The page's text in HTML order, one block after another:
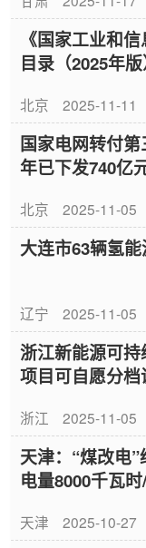
《国家工业和
目录（2025年版
北京 2025-11-11
国家电网转付
年已下发740亿
北京 2025-11-05
大连市63辆氢能
辽宁 2025-11-05
浙江新能源可持
项目可自愿分
浙江 2025-11-05
天津：“煤改电
电量8000千瓦时
天津 2025-10-27